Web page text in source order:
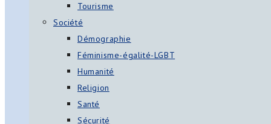
Tourisme
Société
Démographie
Féminisme-égalité-LGBT
Humanité
Religion
Santé
Sécurité